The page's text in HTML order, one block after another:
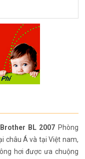
BL 2007 Phòng
châu Á và tại Việt nam,
hơi được ưa chuộng